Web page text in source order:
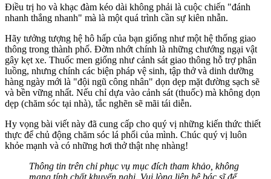
Điều trị ho và khạc đàm kéo dài không phải là cuộc chiến "đánh
nhanh thắng nhanh" mà là một quá trình cần sự kiên nhẫn.
Hãy tưởng tượng hệ hô hấp của bạn giống như một hệ thống giao
thông trong thành phố. Đờm nhớt chính là những chướng ngại vật
gây kẹt xe. Thuốc men giống như cảnh sát giao thông hỗ trợ phân
luồng, nhưng chính các biện pháp vệ sinh, tập thở và dinh dưỡng
hàng ngày mới là "đội ngũ công nhân" dọn dẹp mặt đường sạch sẽ
và bền vững nhất. Nếu chỉ dựa vào cảnh sát (thuốc) mà không dọn
dẹp (chăm sóc tại nhà), tắc nghẽn sẽ mãi tái diễn.
Hy vọng bài viết này đã cung cấp cho quý vị những kiến thức thiết
thực để chủ động chăm sóc lá phổi của mình. Chúc quý vị luôn
khỏe mạnh và có những hơi thở thật nhẹ nhàng!
Thông tin trên chỉ phục vụ mục đích tham khảo, không
mang tính chất khuyến nghị. Vui lòng liên hệ bác sĩ để